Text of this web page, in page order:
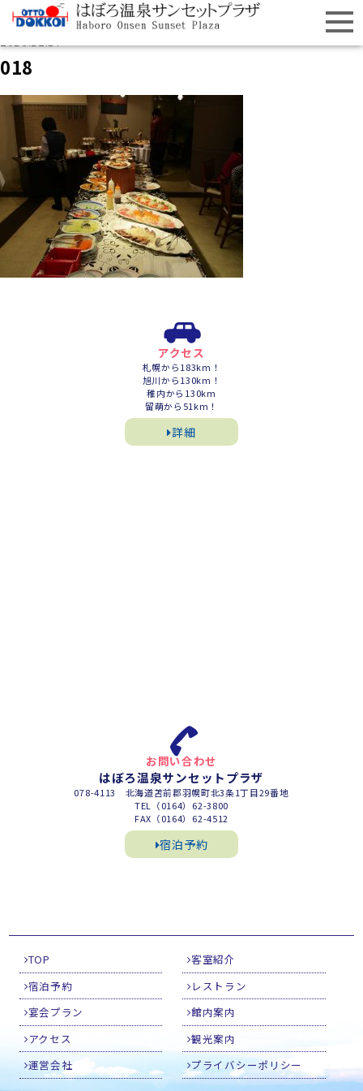
018
アクセス
札幌から183km！
旭川から130km！
稚内から130km
留萌から51km！
詳細
お問い合わせ
はぼろ温泉サンセットプラザ
078-4113 北海道苫前郡羽幌町北3条1丁目29番地
TEL（0164）62-3800
FAX（0164）62-4512
宿泊予約
TOP
客室紹介
宿泊予約
レストラン
宴会プラン
館内案内
アクセス
観光案内
運営会社
プライバシーポリシー